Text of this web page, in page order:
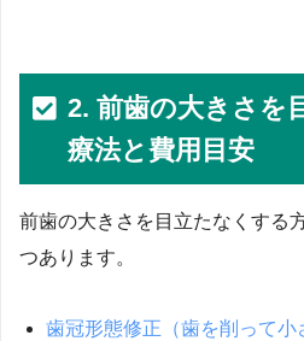
2. 前歯の大きさを
療法と費用目安
前歯の大きさを目立たなくする
つあります。
歯冠形態修正（歯を削って小